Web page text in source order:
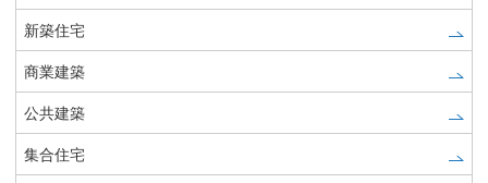
新築住宅
商業建築
公共建築
集合住宅